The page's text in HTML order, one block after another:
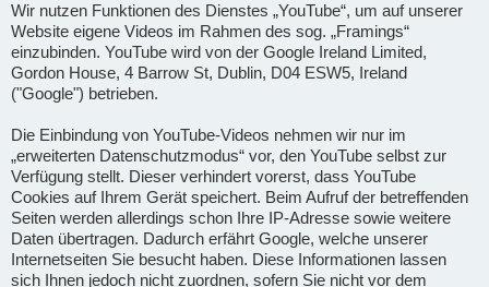
Wir nutzen Funktionen des Dienstes „YouTube“, um auf unserer
Website eigene Videos im Rahmen des sog. „Framings“
einzubinden. YouTube wird von der Google Ireland Limited,
Gordon House, 4 Barrow St, Dublin, D04 ESW5, Ireland
("Google") betrieben.
Die Einbindung von YouTube-Videos nehmen wir nur im
„erweiterten Datenschutzmodus“ vor, den YouTube selbst zur
Verfügung stellt. Dieser verhindert vorerst, dass YouTube
Cookies auf Ihrem Gerät speichert. Beim Aufruf der betreffenden
Seiten werden allerdings schon Ihre IP-Adresse sowie weitere
Daten übertragen. Dadurch erfährt Google, welche unserer
Internetseiten Sie besucht haben. Diese Informationen lassen
sich Ihnen jedoch nicht zuordnen, sofern Sie nicht vor dem